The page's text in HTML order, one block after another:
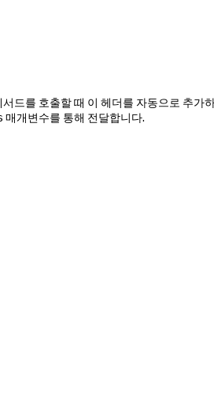
드를 호출할 때 이 헤더를 자동으로 추가
매개변수를 통해 전달합니다.